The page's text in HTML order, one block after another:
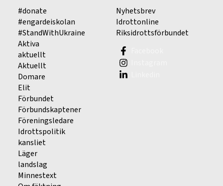
#donate
#engardeiskolan
#StandWithUkraine
Aktiva
aktuellt
Aktuellt
Domare
Elit
Förbundet
Förbundskaptener
Föreningsledare
Idrottspolitik
kansliet
Läger
landslag
Minnestext
Nyhetsbrev
Idrottonline
Riksidrottsförbundet